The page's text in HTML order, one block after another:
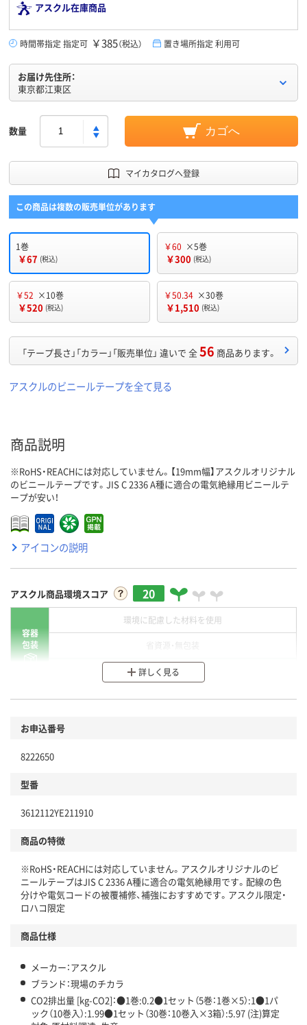
アスクル在庫商品
時間帯指定 指定可 ￥385（税込） 置き場所指定 利用可
お届け先住所：
東京都江東区
数量 カゴへ
マイカタログへ登録
この商品は複数の販売単位があります
1巻
￥67 (税込)
￥60 ×5巻
￥300 (税込)
￥52 ×10巻
￥520 (税込)
￥50.34 ×30巻
￥1,510 (税込)
「テープ長さ」「カラー」「販売単位」 違いで 全56 商品あります。
アスクルのビニールテープを全て見る
商品説明
※RoHS・REACHには対応していません。【19mm幅】アスクルオリジナル
のビニールテープです。JIS C 2336 A種に適合の電気絶縁用ビニールテ
ープが安い！
アイコンの説明
アスクル商品環境スコア 20
容器
包装
環境に配慮した材料を使用
分別・リサイクルしやすい設計
本体
仕組
この商品の環境配慮ポイントです。下記商品詳細「
アスクル商品環境スコア詳細／加点項目
」で確認できます。
詳しく見る
お申込番号
8222650
型番
3612112YE211910
商品の特徴
※RoHS・REACHには対応していません。アスクルオリジナルのビ
ニールテープはJIS C 2336 A種に適合の電気絶縁用です。配線の色
分けや電気コードの被覆補修、補強におすすめです。アスクル限定・
ロハコ限定
商品仕様
メーカー：アスクル
ブランド：現場のチカラ
CO2排出量 [kg-CO2]：●1巻:0.2●1セット（5巻：1巻×5）:1●1パ
ック（10巻入）:1.99●1セット（30巻：10巻入×3箱）:5.97 (注)算定